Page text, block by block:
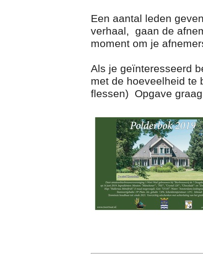
Een aantal leden
verhaal, gaan de
moment om je
Als je geïnteresseerd
met de hoeveelheid te
flessen) Opgave